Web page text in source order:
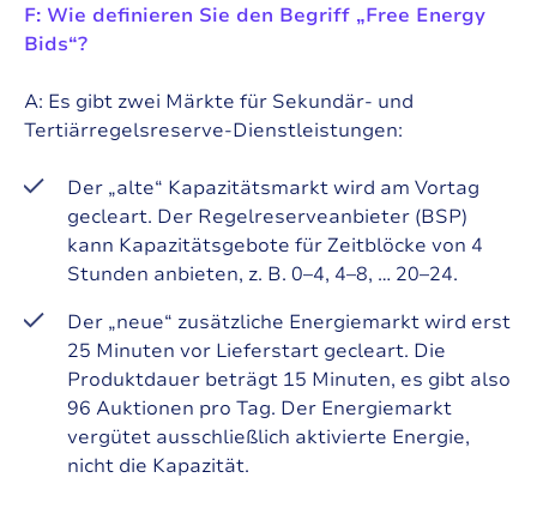
F: Wie definieren Sie den Begriff „Free Energy
Bids“?
A: Es gibt zwei Märkte für Sekundär- und
Tertiärregelsreserve-Dienstleistungen:
Der „alte“ Kapazitätsmarkt wird am Vortag
gecleart. Der Regelreserveanbieter (BSP)
kann Kapazitätsgebote für Zeitblöcke von 4
Stunden anbieten, z. B. 0–4, 4–8, … 20–24.
Der „neue“ zusätzliche Energiemarkt wird erst
25 Minuten vor Lieferstart gecleart. Die
Produktdauer beträgt 15 Minuten, es gibt also
96 Auktionen pro Tag. Der Energiemarkt
vergütet ausschließlich aktivierte Energie,
nicht die Kapazität.